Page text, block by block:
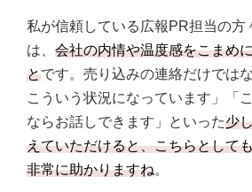
私が信頼している広報PR担当の方
は、 会社の内情や温度感をこまめ
とです。売り込みの連絡だけでは
こういう状況になっています」「
ならお話しできます」といった少
えていただけると、こちらとして
非常に助かりますね。